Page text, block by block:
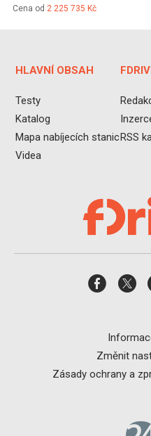
Cena od 2 225 735 Kč
HLAVNÍ OBSAH
Testy
Katalog
Mapa nabíjecích stanic
Videa
RSS
Změnit
Zásady ochrany a